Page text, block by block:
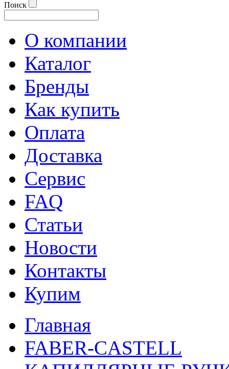
Поиск
О компании
Каталог
Бренды
Как купить
Оплата
Доставка
Сервис
FAQ
Статьи
Новости
Контакты
Купим
Главная
FABER-CASTELL